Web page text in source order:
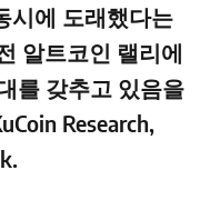
시에 도래했다는
알트코인 랠리에
를 갖추고 있음을
Research,